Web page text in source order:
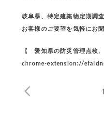
岐阜県、特定建築物定期
お客様のご要望を気軽にお
【 愛知県の防災管理点検
chrome-extension://